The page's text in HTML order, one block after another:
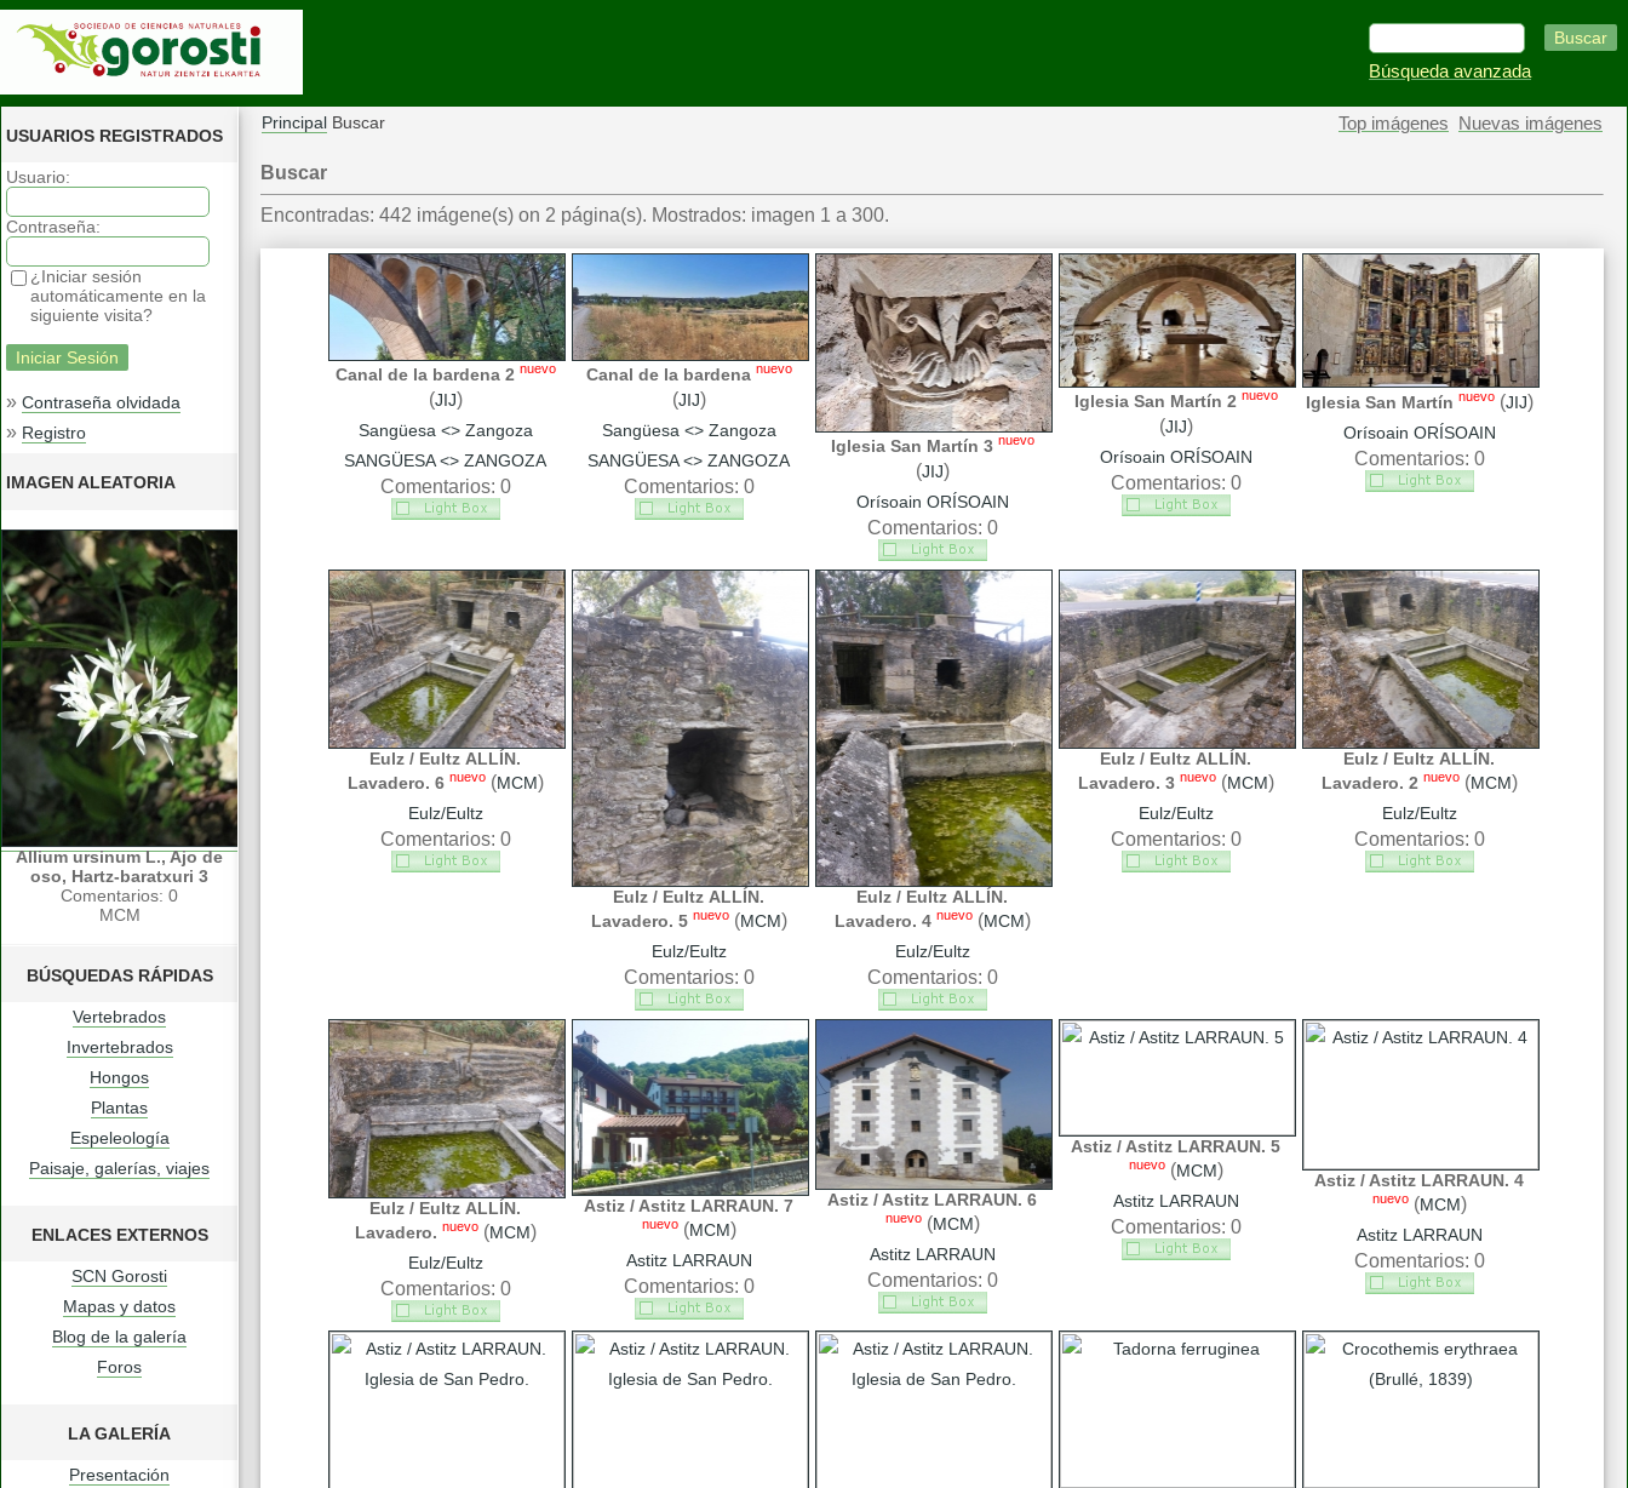
Búsqueda avanzada
USUARIOS REGISTRADOS
Usuario:
Contraseña:
¿Iniciar sesión
automáticamente en la
siguiente visita?
» Contraseña olvidada
» Registro
IMAGEN ALEATORIA
Allium ursinum L., Ajo de
oso, Hartz-baratxuri 3
Comentarios: 0
MCM
BÚSQUEDAS RÁPIDAS
Vertebrados
Invertebrados
Hongos
Plantas
Espeleología
Paisaje, galerías, viajes
ENLACES EXTERNOS
SCN Gorosti
Mapas y datos
Blog de la galería
Foros
LA GALERÍA
Presentación
Principal Buscar Top imágenes Nuevas imágenes
Buscar
Encontradas: 442 imágene(s) on 2 página(s). Mostrados: imagen 1 a 300.
Canal de la bardena 2 nuevo
(JIJ)
Sangüesa <> Zangoza
SANGÜESA <> ZANGOZA
Comentarios: 0
Canal de la bardena nuevo
(JIJ)
Sangüesa <> Zangoza
SANGÜESA <> ZANGOZA
Comentarios: 0
Iglesia San Martín 3 nuevo
(JIJ)
Orísoain ORÍSOAIN
Comentarios: 0
Iglesia San Martín 2 nuevo
(JIJ)
Orísoain ORÍSOAIN
Comentarios: 0
Iglesia San Martín nuevo(JIJ)
Orísoain ORÍSOAIN
Comentarios: 0
Eulz / Eultz ALLÍN.
Lavadero. 6 nuevo(MCM)
Eulz/Eultz
Comentarios: 0
Eulz / Eultz ALLÍN.
Lavadero. 5 nuevo(MCM)
Eulz/Eultz
Comentarios: 0
Eulz / Eultz ALLÍN.
Lavadero. 4 nuevo(MCM)
Eulz/Eultz
Comentarios: 0
Eulz / Eultz ALLÍN.
Lavadero. 3 nuevo(MCM)
Eulz/Eultz
Comentarios: 0
Eulz / Eultz ALLÍN.
Lavadero. 2 nuevo(MCM)
Eulz/Eultz
Comentarios: 0
Eulz / Eultz ALLÍN.
Lavadero. nuevo(MCM)
Eulz/Eultz
Comentarios: 0
Astiz / Astitz LARRAUN. 7
nuevo(MCM)
Astitz LARRAUN
Comentarios: 0
Astiz / Astitz LARRAUN. 6
nuevo(MCM)
Astitz LARRAUN
Comentarios: 0
Astiz / Astitz LARRAUN. 5
nuevo(MCM)
Astitz LARRAUN
Comentarios: 0
Astiz / Astitz LARRAUN. 4
nuevo(MCM)
Astitz LARRAUN
Comentarios: 0